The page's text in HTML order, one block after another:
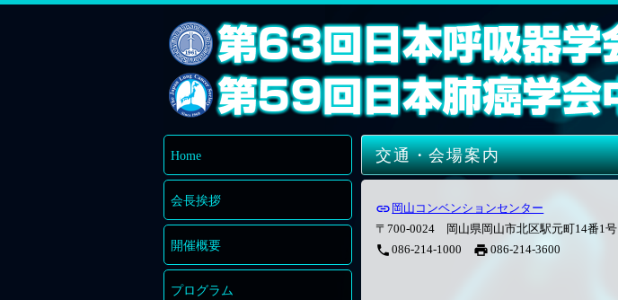
Home
会長挨拶
開催概要
プログラム
交通・会場案内
link 岡山コンベンションセンター
〒700-0024 岡山県岡山市北区駅元町14番1号
phone 086-214-1000 print 086-214-3600